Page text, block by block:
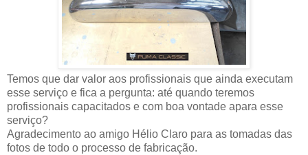
Temos que dar valor aos profissionais que ainda executam
esse serviço e fica a pergunta: até quando teremos
profissionais capacitados e com boa vontade apara esse
serviço?
Agradecimento ao amigo Hélio Claro para as tomadas das
fotos de todo o processo de fabricação.